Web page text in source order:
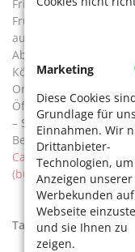
Marketing
Diese Cookies
Grundlage für
Einnahmen. Wir
Drittanbieter-
Technologien, um
Anzeigen unserer
Werbekunden
Webseite
und sie Ihnen zu
zeigen.
Fridolin Omas
Frühstück,
auf der Karte neben
Abends gibt es auch
Kölsch und Cocktails.
Ort:
Bürgerzentrum
Öffnungszeiten:
– Samstag 10–23 Uhr,
Bestellungen und
Café Fridolin – BüzE –
(bueze.de)
Tags: Biergärten ,